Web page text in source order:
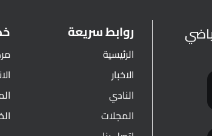
روابط سريعة
الرئيسية
الاخبار
النادي
المجلات